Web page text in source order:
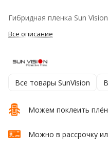
Гибридная пленка Sun
Все описание
Все товары SunVision
Можем поклеить
Можно в рассрочку